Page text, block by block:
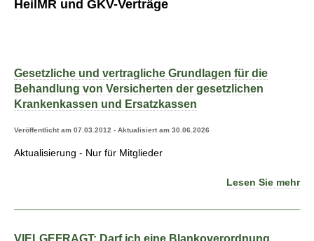
HeilMR und GKV-Verträge
Gesetzliche und vertragliche Grundlagen für die
Behandlung von Versicherten der gesetzlichen
Krankenkassen und Ersatzkassen
Veröffentlicht am 07.03.2012 - Aktualisiert am 30.06.2026
Aktualisierung - Nur für Mitglieder
Lesen Sie mehr